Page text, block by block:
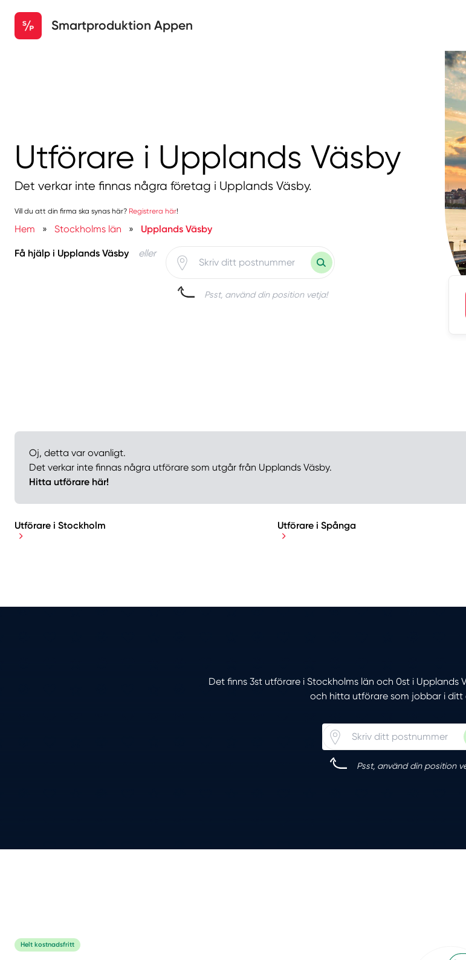
Smartproduktion Appen
Utförare i Upplands Väsby
Det verkar inte finnas några företag i Upplands Väsby.
Vill du att din firma ska synas här? Registrera här!
Hem » Stockholms län » Upplands Väsby
Få hjälp i Upplands Väsby eller
Psst, använd din position vetja!
Oj, detta var ovanligt.
Det verkar inte finnas några utförare som utgår från Upplands Väsby.
Hitta utförare här!
Utförare i Stockholm Utförare i Spånga
Det finns 3st utförare i Stockholms län och 0st i Upplands
och hitta utförare som jobbar i ditt
Psst, använd din position
Helt kostnadsfritt